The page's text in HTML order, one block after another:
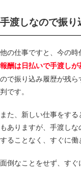
手渡しなので振
他の仕事ですと、今の時
報酬は日払いで手渡しが
ので振り込み履歴が残
判です。
また、新しい仕事をす
もありますが、手渡し
することなく、すぐに働
面倒なことをせず、す